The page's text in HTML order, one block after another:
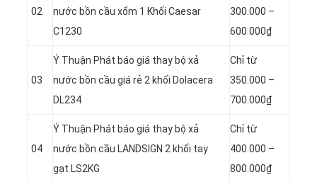
02
nước bồn cầu xổm 1 Khối Caesar
C1230
300.000 –
600.000₫
03
Ý Thuận Phát báo giá thay bộ xả
nước bồn cầu giá rẻ 2 khối Dolacera
DL234
Chỉ từ
350.000 –
700.000₫
04
Ý Thuận Phát báo giá thay bộ xả
nước bồn cầu LANDSIGN 2 khối tay
gạt LS2KG
Chỉ từ
400.000 –
800.000₫